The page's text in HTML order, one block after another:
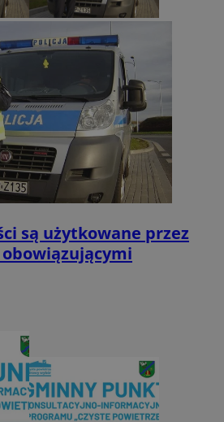
są użytkowane przez